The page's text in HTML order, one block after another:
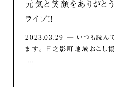
元気と笑顔をありがと
ライブ！！
2023.03.29 ― いつも読んで
ます。 日之影町地域おこ
...